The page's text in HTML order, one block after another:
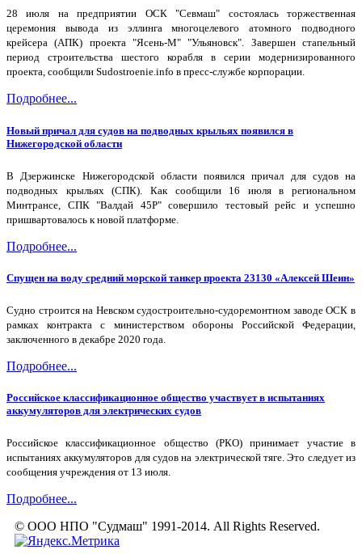
28 июля на предприятии ОСК "Севмаш" состоялась торжественная
церемония вывода из эллинга многоцелевого атомного подводного
крейсера (АПК) проекта "Ясень-М" "Ульяновск". Завершен стапельный
период строительства шестого корабля в серии модернизированного
проекта, сообщили Sudostroenie.info в пресс-службе корпорации.
Подробнее...
Новый причал для судов на подводных крыльях появился в
Нижегородской области
В Дзержинске Нижегородской области появился причал для судов на
подводных крыльях (СПК). Как сообщили 16 июля в региональном
Минтрансе, СПК "Валдай 45Р" совершило тестовый рейс и успешно
пришвартовалось к новой платформе.
Подробнее...
Спущен на воду средний морской танкер проекта 23130 «Алексей Шеин»
Судно строится на Невском судостроительно-судоремонтном заводе ОСК в
рамках контракта с министерством обороны Российской Федерации,
заключенного в декабре 2020 года.
Подробнее...
Российское классификационное общество участвует в испытаниях
аккумуляторов для электрических судов
Российское классификационное общество (РКО) принимает участие в
испытаниях аккумуляторов для судов на электрической тяге. Это следует из
сообщения учреждения от 13 июля.
Подробнее...
© ООО НПО "Судмаш" 1991-2014. All Rights Reserved.